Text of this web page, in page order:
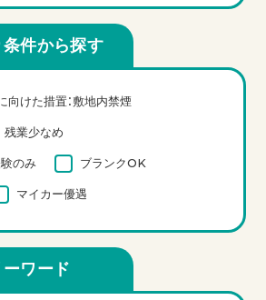
条件から探す
向けた措置：敷地内禁煙
残業少なめ
のみ ブランクOK
マイカー優遇
ーワード